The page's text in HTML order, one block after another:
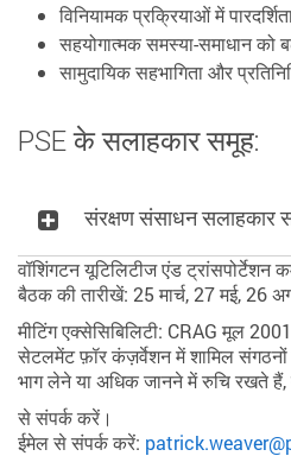
विनियामक प्रक्रियाओं में
सहयोगात्मक समस्या-समाधान को
सामुदायिक सहभागिता और
PSE के सलाहकार समूह:
संरक्षण संसाधन सलाहकार
वॉशिंगटन यूटिलिटीज एंड ट्रांसपोर्टेशन
बैठक की तारीखें: 25 मार्च, 27 मई, 26
मीटिंग एक्सेसिबिलिटी: CRAG मूल
सेटलमेंट फ़ॉर कंज़र्वेशन में शामिल
भाग लेने या अधिक जानने में रुचि रखते हैं,
से संपर्क करें।
ईमेल से संपर्क करें: